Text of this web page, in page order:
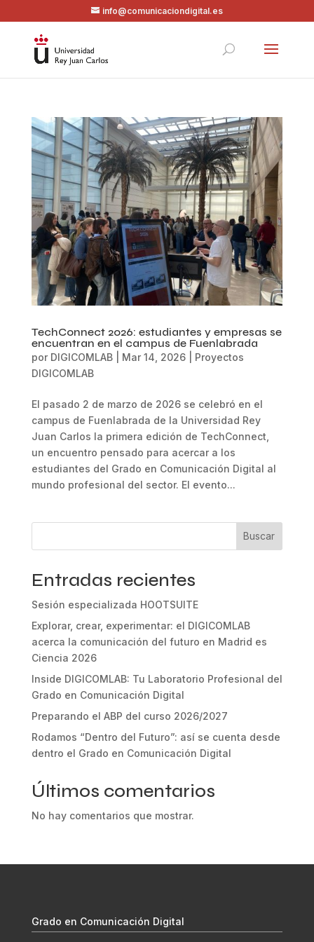
info@comunicaciondigital.es
TechConnect 2026: estudiantes y empresas se
encuentran en el campus de Fuenlabrada
por DIGICOMLAB| Mar 14, 2026| Proyectos
DIGICOMLAB
El pasado 2 de marzo de 2026 se celebró en el
campus de Fuenlabrada de la Universidad Rey
Juan Carlos la primera edición de TechConnect,
un encuentro pensado para acercar a los
estudiantes del Grado en Comunicación Digital al
mundo profesional del sector. El evento...
Buscar
Entradas recientes
Sesión especializada HOOTSUITE
Explorar, crear, experimentar: el DIGICOMLAB
acerca la comunicación del futuro en Madrid es
Ciencia 2026
Inside DIGICOMLAB: Tu Laboratorio Profesional del
Grado en Comunicación Digital
Preparando el ABP del curso 2026/2027
Rodamos “Dentro del Futuro”: así se cuenta desde
dentro el Grado en Comunicación Digital
Últimos comentarios
No hay comentarios que mostrar.
Grado en Comunicación Digital